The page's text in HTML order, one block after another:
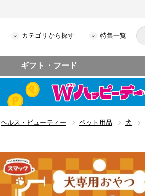
カテゴリから探す 特集一覧
ギフト・フード
ヘルス・ビューティー ペット用品 犬